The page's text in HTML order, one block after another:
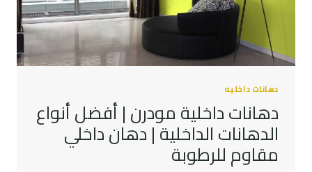
دهانات داخليه
دهانات داخلية مودرن | أفضل أنواع
الدهانات الداخلية | دهان داخلي
مقاوم للرطوبة